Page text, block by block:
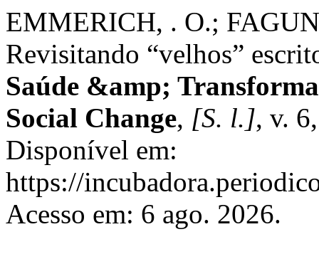
EMMERICH, . O.;
Revisitando “velhos”
Saúde &amp;
Social Change, [S. l.], v.
Disponível em:
https://
Acesso em: 6 ago. 2026.